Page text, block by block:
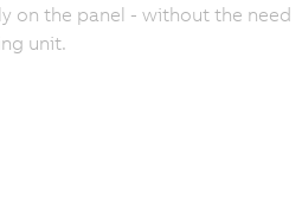
on the panel - without the need
unit.